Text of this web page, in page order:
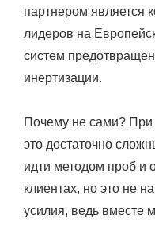
партнером является
лидеров на
систем
инертизации.
Почему не сами?
это достаточно
идти методом проб и
клиентах, но это не
усилия, ведь вместе